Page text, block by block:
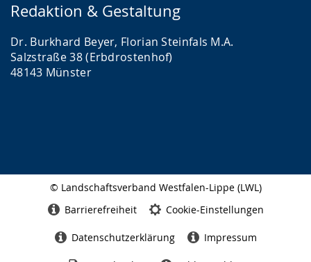
Redaktion & Gestaltung
Dr. Burkhard Beyer, Florian Steinfals M.A.
Salzstraße 38 (Erbdrostenhof)
48143 Münster
© Landschaftsverband Westfalen-Lippe (LWL)
Barrierefreiheit Cookie-Einstellungen
Datenschutzerklärung Impressum